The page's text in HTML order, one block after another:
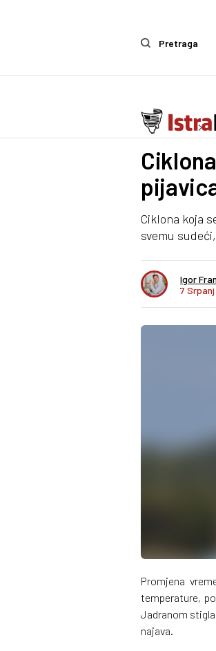
Pretraga
Ostalo
Ciklona koja
svemu
Igor
7
Promjena
temperature,
Jadranom
najava.